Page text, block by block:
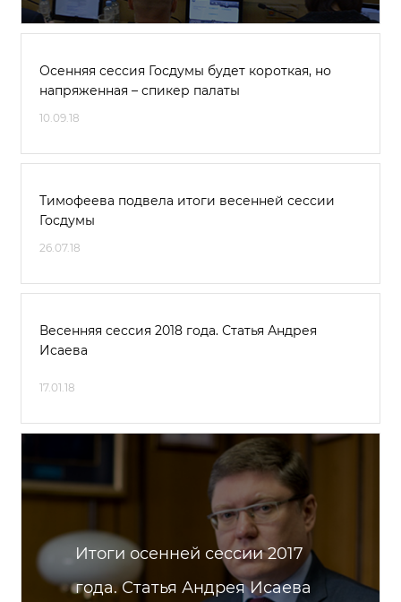
Осенняя сессия Госдумы будет короткая, но
напряженная – спикер палаты
10.09.18
Тимофеева подвела итоги весенней сессии
Госдумы
26.07.18
Весенняя сессия 2018 года. Статья Андрея
Исаева
17.01.18
Итоги осенней сессии 2017
года. Статья Андрея Исаева